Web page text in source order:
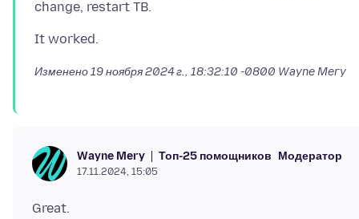
Изменено19 ноября 2024 г., 18:32:10 -0800 Wayne Mery
Wayne Mery Топ-25 помощников Модератор
17.11.2024, 15:05